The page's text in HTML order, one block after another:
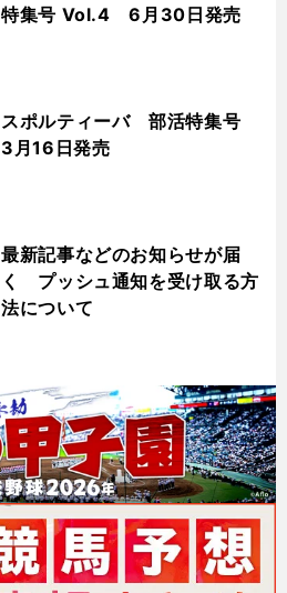
特集号 Vol.4 6月30日発売
スポルティーバ 部活特集号
3月16日発売
最新記事などのお知らせが届
く プッシュ通知を受け取る方
法について